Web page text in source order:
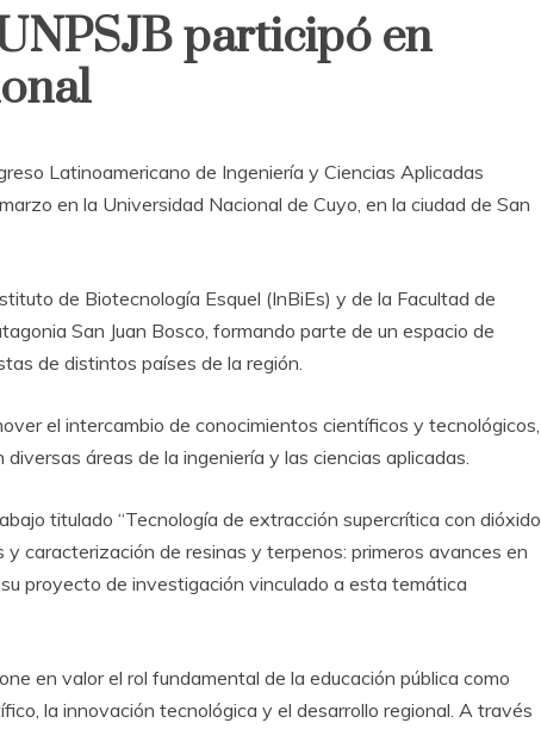
participó en
Latinoamericano de Ingeniería y Ciencias Aplicadas
en la Universidad Nacional de Cuyo, en la ciudad de San
de Biotecnología Esquel (InBiEs) y de la Facultad de
San Juan Bosco, formando parte de un espacio de
de distintos países de la región.
el intercambio de conocimientos científicos y tecnológicos,
áreas de la ingeniería y las ciencias aplicadas.
titulado “Tecnología de extracción supercrítica con dióxido
caracterización de resinas y terpenos: primeros avances en
proyecto de investigación vinculado a esta temática
en valor el rol fundamental de la educación pública como
la innovación tecnológica y el desarrollo regional. A través